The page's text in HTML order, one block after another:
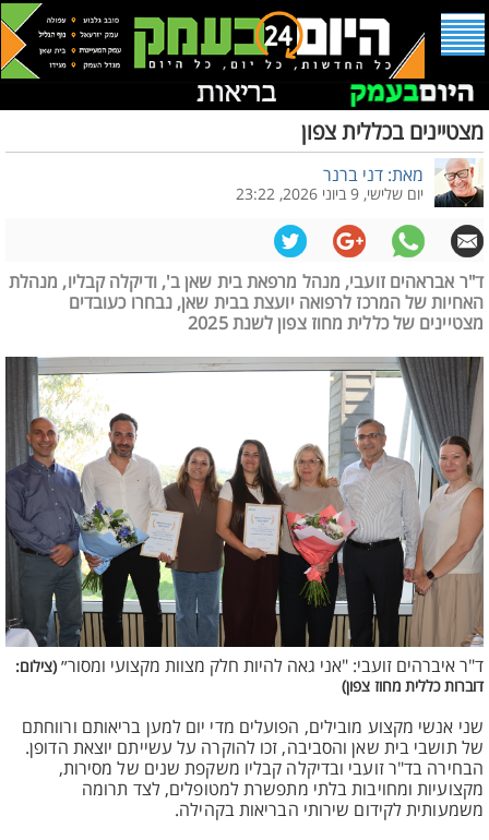
מצטיינים בכללית צפון
מאת: דני ברנר
יום שלישי, 9 ביוני 2026, 23:22
ד"ר אבראהים זועבי, מנהל מרפאת בית שאן ב', ודיקלה קבליו, מנהלת
האחיות של המרכז לרפואה יועצת בבית שאן, נבחרו כעובדים
מצטיינים של כללית מחוז צפון לשנת 2025
ד"ר איברהים זועבי: "אני גאה להיות חלק מצוות מקצועי ומסור״ (צילום:
דוברות כללית מחוז צפון)
שני אנשי מקצוע מובילים, הפועלים מדי יום למען בריאותם ורווחתם
של תושבי בית שאן והסביבה, זכו להוקרה על עשייתם יוצאת הדופן.
הבחירה בד"ר זועבי ובדיקלה קבליו משקפת שנים של מסירות,
מקצועיות ומחויבות בלתי מתפשרת למטופלים, לצד תרומה
משמעותית לקידום שירותי הבריאות בקהילה.